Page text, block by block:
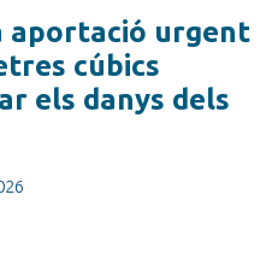
aportació urgent
cúbics
els danys dels